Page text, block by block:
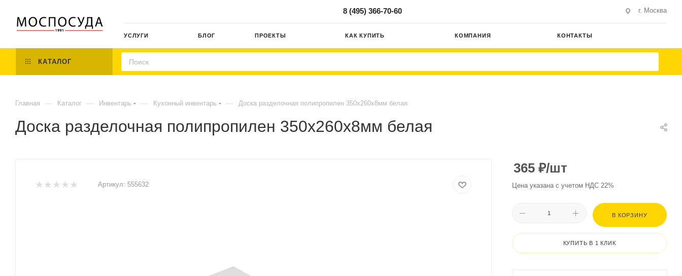
8 (495) 366-70-60 г. Москва
УСЛУГИ БЛОГ ПРОЕКТЫ КАК КУПИТЬ КОМПАНИЯ КОНТАКТЫ
КАТАЛОГ
Главная — Каталог — Инвентарь — Кухонный инвентарь — Доска разделочная полипропилен 350х260х8мм белая
Доска разделочная полипропилен 350х260х8мм белая
Артикул: 555632
365 ₽/шт
Цена указана с учетом НДС 22%
В КОРЗИНУ
КУПИТЬ В 1 КЛИК